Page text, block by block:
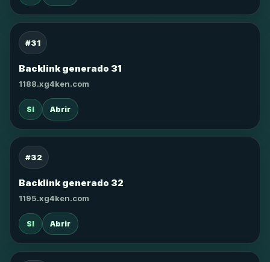
#31
Backlink generado 31
1188.xg4ken.com
SI Abrir
#32
Backlink generado 32
1195.xg4ken.com
SI Abrir